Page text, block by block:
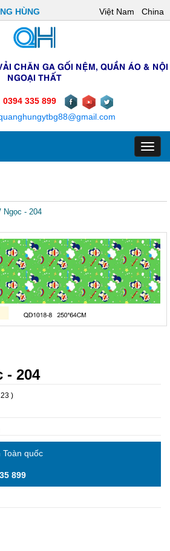
HÙNG Việt Nam China
CHĂN GA GỐI NỆM, QUẦN ÁO & NỘI
NGOẠI THẤT
0394 335 899
Ngọc - 204
- 204
)
quốc
899